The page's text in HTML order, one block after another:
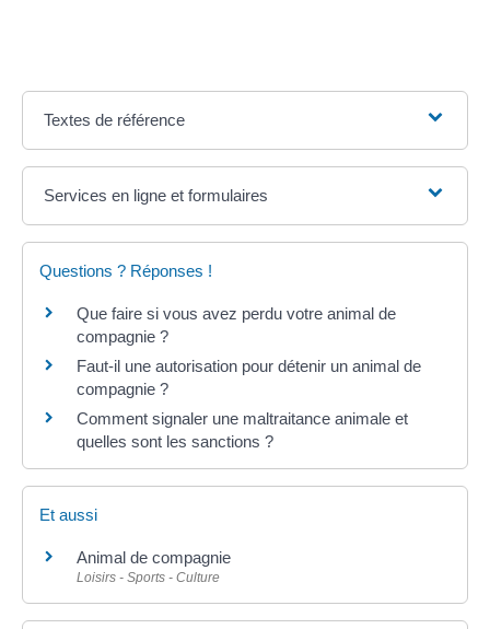
Textes de référence
Services en ligne et formulaires
Questions ? Réponses !
Que faire si vous avez perdu votre animal de
compagnie ?
Faut-il une autorisation pour détenir un animal de
compagnie ?
Comment signaler une maltraitance animale et
quelles sont les sanctions ?
Et aussi
Animal de compagnie
Loisirs - Sports - Culture